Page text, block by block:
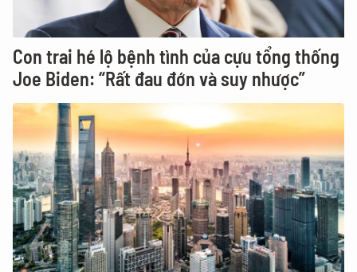
Con trai hé lộ bệnh tình của cựu tổng thống
Joe Biden: “Rất đau đớn và suy nhược”